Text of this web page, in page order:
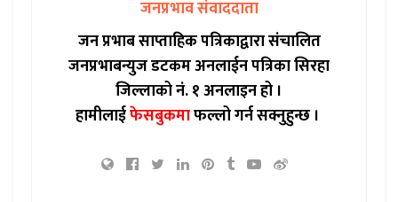
जनप्रभाव संवाददाता
जन प्रभाब साप्ताहिक पत्रिकाद्वारा संचालित
जनप्रभाबन्युज डटकम अनलाईन पत्रिका सिरहा
जिल्लाको नं. १ अनलाइन हो ।
हामीलाईफेसबुकमाफल्लो गर्न सक्नुहुन्छ ।